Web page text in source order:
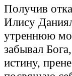
Получив
Илису
утреннюю
забывал
истину,